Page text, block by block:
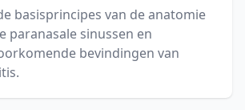
basisprincipes van de anatomie
paranasale sinussen en
bevindingen van